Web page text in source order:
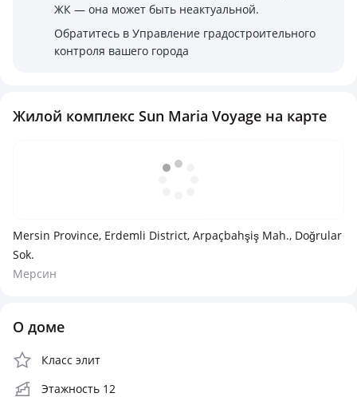
ЖК — она может быть неактуальной.
Обратитесь в Управление градостроительного
контроля вашего города
Жилой комплекс Sun Maria Voyage на карте
Mersin Province, Erdemli District, Arpaçbahşiş Mah., Doğrular
Sok.
Мерсин
О доме
Класс элит
Этажность 12